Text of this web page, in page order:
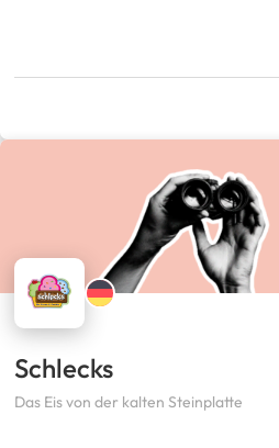
Schlecks
Das Eis von der kalten Steinplatte